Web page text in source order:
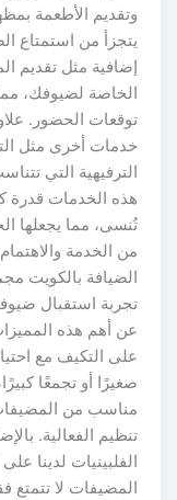
وتقديم الأطعمة
يتجزأ من استمتاع
الخاصة لضيوفك،
توقعات الحضور.
خدمات أخرى مثل
الترفيهية التي
هذه الخدمات قدرة
تُنسى، مما يجعلها
من الخدمة
الضيافة بالكويت
تجربة استقبال
عن أهم هذه
على التكيف مع
صغيرًا أو تجمعًا
مناسب من
تنظيم الفعالية.
الفلبينيات لدينا
المضيفات لا تتمتع